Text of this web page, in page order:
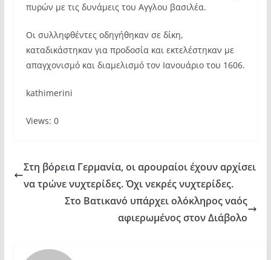
πυρών με τις δυνάμεις του Αγγλου βασιλέα.
Οι συλληφθέντες οδηγήθηκαν σε δίκη,
καταδικάστηκαν για προδοσία και εκτελέστηκαν με
απαγχονισμό και διαμελισμό τον Ιανουάριο του 1606.
kathimerini
Views: 0
Στη βόρεια Γερμανία, οι αρουραίοι έχουν αρχίσει
να τρώνε νυχτερίδες. Όχι νεκρές νυχτερίδες.
Στο Βατικανό υπάρχει ολόκληρος ναός
αφιερωμένος στον Διάβολο